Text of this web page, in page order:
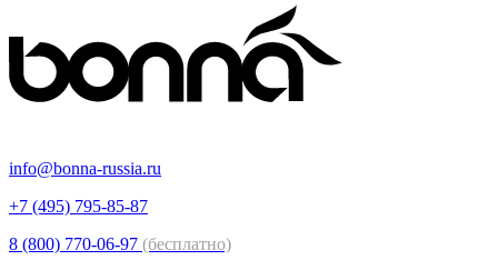
info@bonna-russia.ru
+7 (495) 795-85-87
8 (800) 770-06-97 (бесплатно)